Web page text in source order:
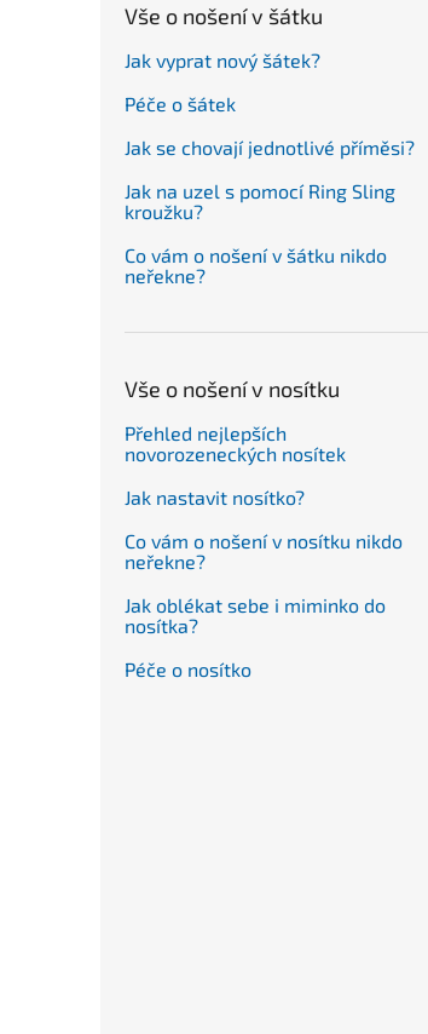
Vše o nošení v šátku
Jak vyprat nový šátek?
Péče o šátek
Jak se chovají jednotlivé příměsi?
Jak na uzel s pomocí Ring Sling
kroužku?
Co vám o nošení v šátku nikdo
neřekne?
Vše o nošení v nosítku
Přehled nejlepších
novorozeneckých nosítek
Jak nastavit nosítko?
Co vám o nošení v nosítku nikdo
neřekne?
Jak oblékat sebe i miminko do
nosítka?
Péče o nosítko